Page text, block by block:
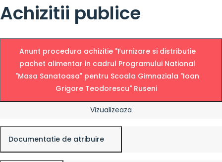
Achizitii publice
Anunt procedura achizitie "Furnizare si distributie
pachet alimentar in cadrul Programului National
"Masa Sanatoasa" pentru Scoala Gimnaziala "Ioan
Grigore Teodorescu" Ruseni
Vizualizeaza
Documentatie de atribuire